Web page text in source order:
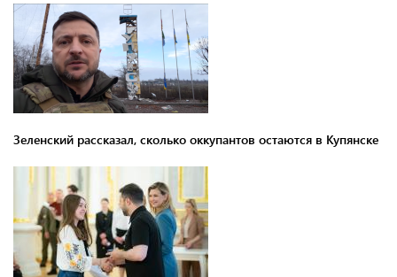
Зеленский рассказал, сколько оккупантов остаются в Купянске